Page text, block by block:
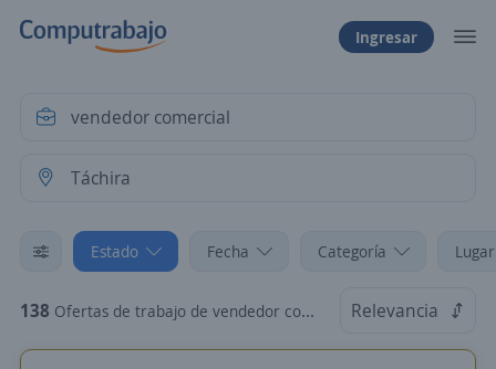
Ingresar
Estado Fecha Categoría
138 Ofertas de trabajo de vendedor comercial en Táchira Relevancia